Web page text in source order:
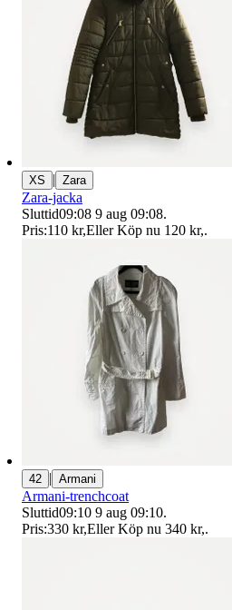
XS | Zara
Zara-jacka
Sluttid09:08 9 aug 09:08.
Pris:110 kr,Eller Köp nu 120 kr,.
42 | Armani
Armani-trenchcoat
Sluttid09:10 9 aug 09:10.
Pris:330 kr,Eller Köp nu 340 kr,.